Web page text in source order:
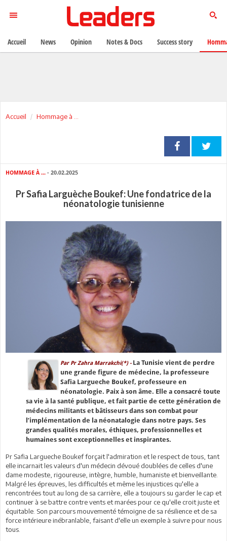
Accueil Hommage à ...
HOMMAGE À ... - 20.02.2025
Pr Safia Larguèche Boukef: Une fondatrice de la
néonatologie tunisienne
Par Pr Zahra Marrakchi(*) -La Tunisie vient de perdre
une grande figure de médecine, la professeure
Safia Largueche Boukef, professeure en
néonatologie. Paix à son âme. Elle a consacré toute
sa vie à la santé publique, et fait partie de cette génération de
médecins militants et bâtisseurs dans son combat pour
l’implémentation de la néonatalogie dans notre pays. Ses
grandes qualités morales, éthiques, professionnelles et
humaines sont exceptionnelles et inspirantes.
Pr Safia Largueche Boukef forçait l'admiration et le respect de tous, tant
elle incarnait les valeurs d'un médecin dévoué doublées de celles d'une
dame modeste, rigoureuse, intègre, humble, humaniste et bienveillante.
Malgré les épreuves, les difficultés et même les injustices qu'elle a
rencontrées tout au long de sa carrière, elle a toujours su garder le cap et
continuer à se battre contre vents et marées pour ce qu'elle croit juste et
équitable. Son parcours mouvementé témoigne de sa résilience et de sa
force intérieure inébranlable, faisant d'elle un exemple à suivre pour nous
tous.
Accueil News Opinion Notes & Docs Success story